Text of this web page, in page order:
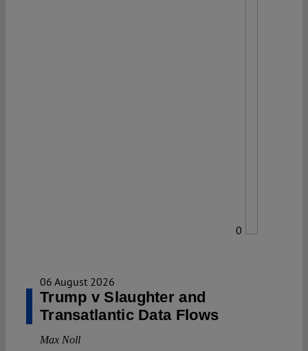
0
06 August 2026
Trump v Slaughter and
Transatlantic Data Flows
Max Noll